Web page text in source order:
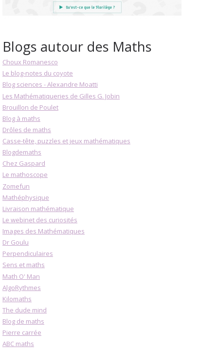
Blogs autour des Maths
Choux Romanesco
Le blog-notes du coyote
Blog sciences - Alexandre Moatti
Les Mathématiqueries de Gilles G. Jobin
Brouillon de Poulet
Blog à maths
Drôles de maths
Casse-tête, puzzles et jeux mathématiques
Blogdemaths
Chez Gaspard
Le mathoscope
Zomefun
Mathéphysique
Livraison mathématique
Le webinet des curiosités
Images des Mathématiques
Dr Goulu
Perpendiculaires
Sens et maths
Math O' Man
AlgoRythmes
Kilomaths
The dude mind
Blog de maths
Pierre carrée
ABC maths